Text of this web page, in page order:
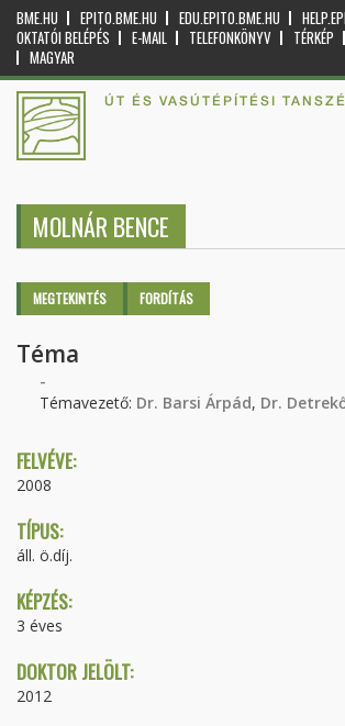
BME.HU EPITO.BME.HU EDU.EPITO.BME.HU
OKTATÓI BELÉPÉS
E-MAIL TELEFONKÖNYV TÉRKÉP
MAGYAR
ÚT ÉS VASÚTÉPÍTÉSI
MOLNÁR BENCE
Elsődleges fülek
MEGTEKINTÉS (AKTÍVFORDÍTÁS
Téma
-
Témavezető: Dr. Barsi Árpád, Dr.
FELVÉVE:
2008
TÍPUS:
áll. ö.díj.
KÉPZÉS:
3 éves
DOKTOR JELÖLT:
2012